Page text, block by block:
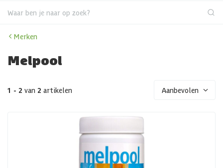
Waar ben je naar op zoek?
Merken
Melpool
1 - 2 van 2 artikelen Aanbevolen